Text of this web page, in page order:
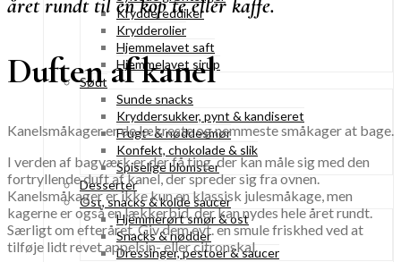
Kryddereddiker
Krydderolier
Hjemmelavet saft
Hjemmelavet sirup
Sødt
Sunde snacks
Kryddersukker, pynt & kandiseret
Frugt- & nøddesmør
Konfekt, chokolade & slik
Spiselige blomster
Desserter
Ost, snacks & kolde saucer
Hjemmerørt smør & ost
Snacks & nødder
Dressinger, pestoer & saucer
året rundt til en kop te eller kaffe.
Duften af kanel
Kanelsmåkager er de lækreste og nemmeste småkager at bage.
I verden af bagværk er der få ting, der kan måle sig med den
fortryllende duft af kanel, der spreder sig fra ovnen.
Kanelsmåkager er ikke kun en klassisk julesmåkage, men
kagerne er også en lækkerbid, der kan nydes hele året rundt.
Særligt om efteråret. Giv dem evt. en smule friskhed ved at
tilføje lidt revet appelsin- eller citronskal.